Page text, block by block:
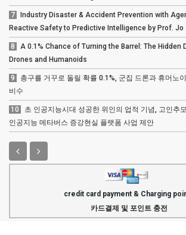
7
Industry Disaster & Accident Prevention with
Reactive Safety to Predictive Intelligence by Prof. Jo
8
A 0.1% Chance of Turning the Barrel: The Hidden
Drones and Humanoids
9
총구를 거꾸로 돌릴 확률 0.1%, 군집 드론과 휴머노
비수
10
초 인공지능시대 성공한 위인의 업적 기념, 고인추
인공지능 메타버스 증강현실 플랫폼 사업 제안
credit card payment & Charging
카드결제 및 포인트 충전